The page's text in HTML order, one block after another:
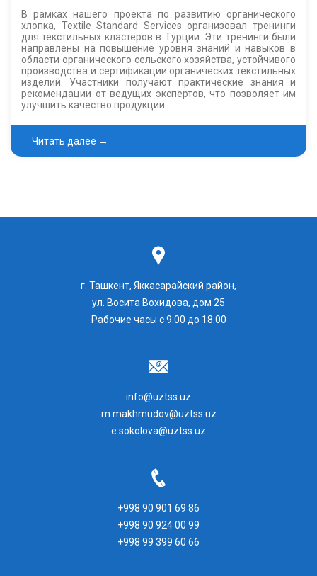
В рамках нашего проекта по развитию органического
хлопка, Textile Standard Services организовал тренинги
для текстильных кластеров в Турции. Эти тренинги были
направлены на повышение уровня знаний и навыков в
области органического сельского хозяйства, устойчивого
производства и сертификации органических текстильных
изделий. Участники получают практические знания и
рекомендации от ведущих экспертов, что позволяет им
улучшить качество продукции …..
Читать далее →
г. Ташкент, Яккасарайский район,
ул. Восита Вохидова, дом 25
Рабочие часы с 9:00 до 18:00
info@uztss.uz
m.makhmudov@uztss.uz
e.sokolova@uztss.uz
+998 90 901 69 86
+998 90 924 00 99
+998 99 399 60 66